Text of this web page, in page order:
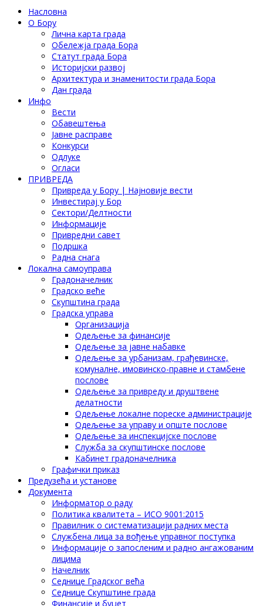
Насловна
О Бору
Лична карта града
Обележја града Бора
Статут града Бора
Историјски развој
Архитектура и знаменитости града Бора
Дан града
Инфо
Вести
Обавештења
Јавне расправе
Конкурси
Одлуке
Огласи
ПРИВРЕДА
Привреда у Бору | Најновије вести
Инвестирај у Бор
Сектори/Делтности
Информације
Привредни савет
Подршка
Радна снага
Локална самоуправа
Градоначелник
Градско веће
Скупштина града
Градска управа
Организација
Одељење за финансије
Одељење за јавне набавке
Одељење за урбанизам, грађевинске,
комуналне, имовинско-правне и стамбене
послове
Одељење за привреду и друштвене
делатности
Одељење локалне пореске администрације
Одељење за управу и опште послове
Одељење за инспекцијске послове
Служба за скупштинске послове
Кабинет градоначелника
Графички приказ
Предузећа и установе
Документа
Информатор о раду
Политика квалитета – ИСО 9001:2015
Правилник о систематизацији радних места
Службена лица за вођење управног поступка
Информације о запосленим и радно ангажованим
лицима
Начелник
Седнице Градског већа
Седнице Скупштине града
Финансије и буџет